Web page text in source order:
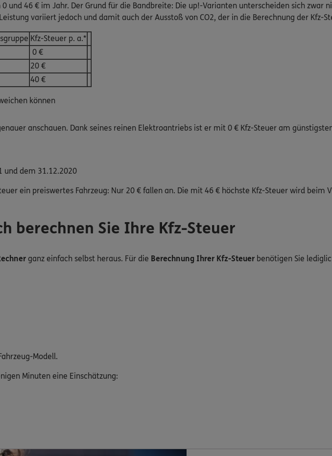
und 46 € im Jahr. Der Grund für die Bandbreite: Die up!-Varianten unterscheiden sich zwar
variiert jedoch und damit auch der Ausstoß von CO2, der in die Berechnung der Kfz-
Kfz-Steuer p. a.*
0 €
20 €
40 €
können
anschauen. Dank seines reinen Elektroantriebs ist er mit 0 € Kfz-Steuer am
und dem 31.12.2020
ein preiswertes Fahrzeug: Nur 20 € fallen an. Die mit 46 € höchste Kfz-Steuer wird beim
berechnen Sie Ihre Kfz-Steuer
ganz einfach selbst heraus. Für die Berechnung Ihrer Kfz-Steuer benötigen Sie
Modell.
Minuten eine Einschätzung: